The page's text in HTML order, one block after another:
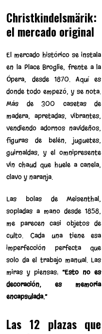
Christkindelsmärik:
el mercado original
El mercado histórico se instala
en la Place Broglie, frente a la
Ópera, desde 1870. Aquí es
donde todo empezó, y se nota.
Más de 300 casetas de
madera, apretadas, vibrantes,
vendiendo adornos navideños,
figuras de belén, juguetes,
guirnaldas, y el omnipresente
vin chaud que huele a canela,
clavo y naranja.
Las bolas de Meisenthal,
sopladas a mano desde 1858,
me parecen casi objetos de
culto. Cada una tiene esa
imperfección perfecta que
solo da el trabajo manual. Las
miras y piensas:“Esto no es
decoración, es memoria
encapsulada.”
Las 12 plazas que